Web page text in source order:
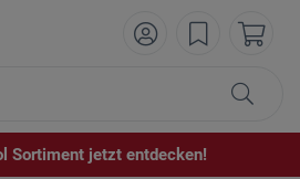
Sortiment jetzt entdecken!